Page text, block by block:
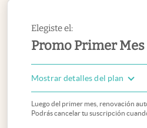
Elegiste el:
Promo Primer Mes
Mostrar detalles del plan
Luego del primer mes, renovación
Podrás cancelar tu suscripción